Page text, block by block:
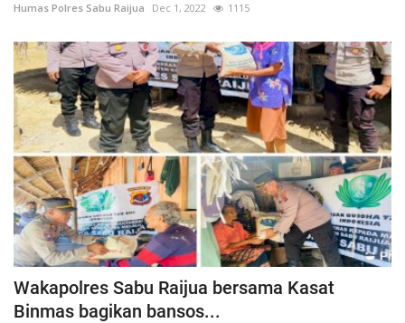
Humas Polres Sabu Raijua Dec 1, 2022 1115
Wakapolres Sabu Raijua bersama Kasat
Binmas bagikan bansos...